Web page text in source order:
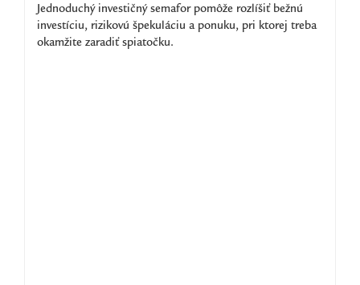
Jednoduchý investičný semafor pomôže rozlíšiť bežnú
investíciu, rizikovú špekuláciu a ponuku, pri ktorej treba
okamžite zaradiť spiatočku.